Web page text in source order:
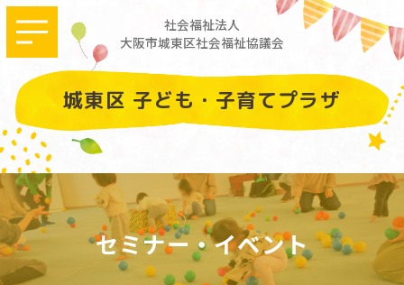
社会福祉法人
大阪市城東区社会福祉協議会
城東区 子ども・子育てプラザ
セミナー・イベント